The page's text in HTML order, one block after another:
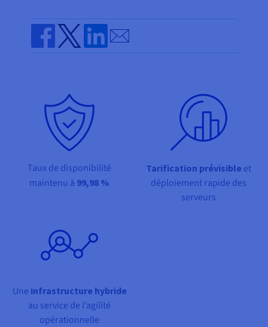
Disponibilités par régions
Documentation
Roadmap & Changelog
Roadmap & Changelog
Roadmap & Changelog
Share on Facebook
Share on Twitter
Share on Linkedin
Send by email
Taux de disponibilité
maintenu à 99,98 %
Tarification prévisible et
déploiement rapide des
serveurs
Une infrastructure hybride
au service de l’agilité
opérationnelle